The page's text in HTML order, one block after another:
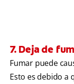
7. Deja de
Fumar puede
Esto es debido a